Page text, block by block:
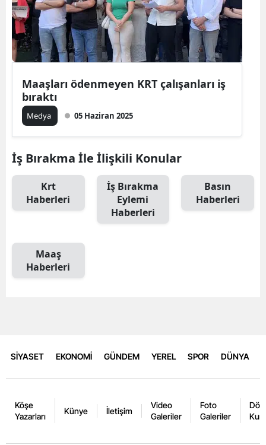
Maaşları ödenmeyen KRT çalışanları iş
bıraktı
Medya 05 Haziran 2025
İş Bırakma İle İlişkili Konular
Krt
Haberleri
İş Bırakma
Eylemi
Haberleri
Basın
Haberleri
Maaş
Haberleri
SİYASET EKONOMİ GÜNDEM YEREL SPOR DÜNYA
Köşe
Yazarları
Künye İletişim
Video
Galeriler
Foto
Galeriler